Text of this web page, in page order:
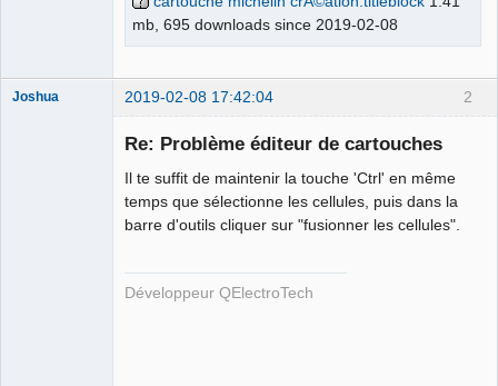
mb, 695 downloads since 2019-02-08
2
Joshua 2019-02-08 17:42:04
Re: Problème éditeur de cartouches
Il te suffit de maintenir la touche 'Ctrl' en même
temps que sélectionne les cellules, puis dans la
barre d'outils cliquer sur "fusionner les cellules".
Développeur QElectroTech